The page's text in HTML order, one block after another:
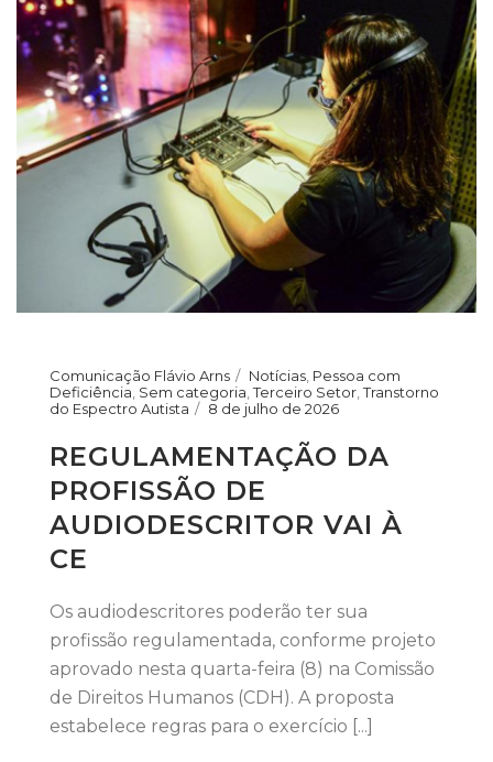
Comunicação Flávio Arns Notícias Pessoa com
Deficiência Sem categoria ,Terceiro Setor ,Transtorno
do Espectro Autista
8 de julho de 2026
REGULAMENTAÇÃO DA
PROFISSÃO DE
AUDIODESCRITOR VAI À
CE
Os audiodescritores poderão ter sua
profissão regulamentada, conforme projeto
aprovado nesta quarta-feira (8) na Comissão
de Direitos Humanos (CDH). A proposta
estabelece regras para o exercício [...]